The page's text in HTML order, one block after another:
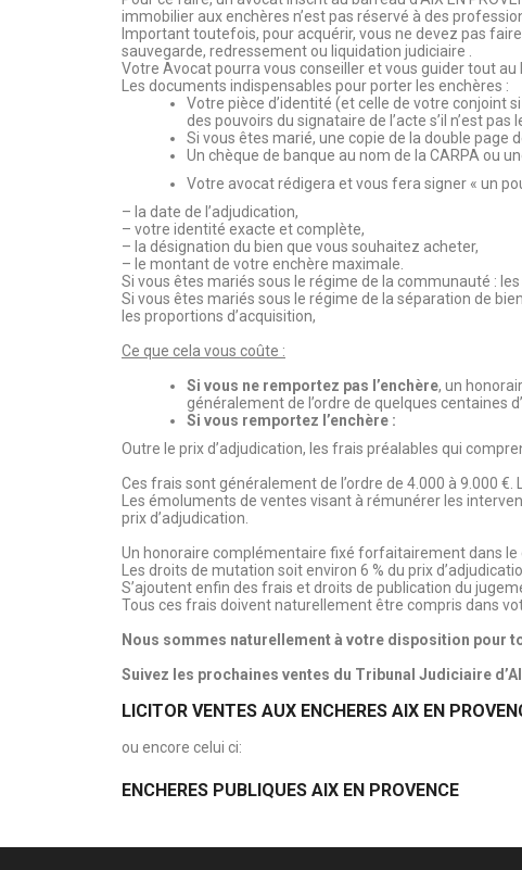
immobilier aux enchères n’est pas réservé à des
Important toutefois, pour acquérir, vous ne devez pas
sauvegarde, redressement ou liquidation judiciaire .
Votre Avocat pourra vous conseiller et vous guider tout
Les documents indispensables pour porter les enchères :
Votre pièce d’identité (et celle de votre conjoint
des pouvoirs du signataire de l’acte s’il n’est pas
Si vous êtes marié, une copie de la double
Un chèque de banque au nom de la CARPA ou
Votre avocat rédigera et vous fera signer « un
– la date de l’adjudication,
– votre identité exacte et complète,
– la désignation du bien que vous souhaitez acheter,
– le montant de votre enchère maximale.
Si vous êtes mariés sous le régime de la communauté :
Si vous êtes mariés sous le régime de la séparation de
les proportions d’acquisition,
Ce que cela vous coûte :
Si vous ne remportez pas l’enchère, un
généralement de l’ordre de
Si vous remportez l’enchère :
Outre le prix d’adjudication, les frais préalables qui
Ces frais sont généralement de l’ordre de 4.000 à 9.000
Les émoluments de ventes visant à rémunérer les
prix d’adjudication.
Un honoraire complémentaire fixé forfaitairement dans le
Les droits de mutation soit environ 6 % du prix
S’ajoutent enfin des frais et droits de publication du
Tous ces frais doivent naturellement être compris dans
Nous sommes naturellement à votre disposition pour
Suivez les prochaines ventes du Tribunal Judiciaire
LICITOR VENTES AUX ENCHERES AIX EN
ou encore celui ci:
ENCHERES PUBLIQUES AIX EN PROVENCE